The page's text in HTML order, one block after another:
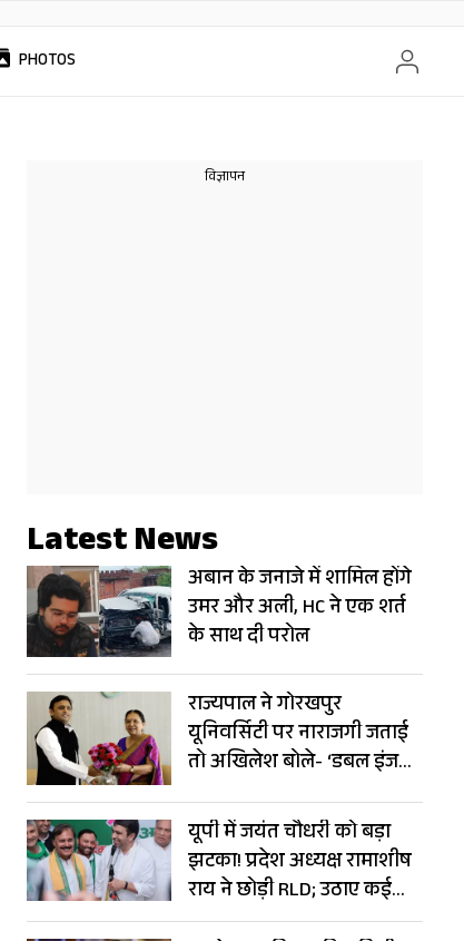
PHOTOS
Latest News
अबान के जनाजे में शामिल होंगे
उमर और अली, HC ने एक शर्त
के साथ दी परोल
राज्यपाल ने गोरखपुर
यूनिवर्सिटी पर नाराजगी जताई
तो अखिलेश बोले- ‘डबल इंजन’
यूपी में जयंत चौधरी को बड़ा
झटका! प्रदेश अध्यक्ष रामाशीष
राय ने छोड़ी RLD; उठाए कई
सवाल